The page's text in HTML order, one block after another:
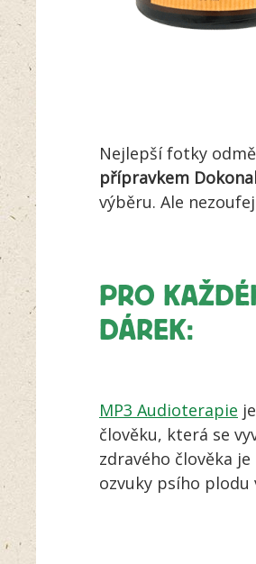
Nejlepší fotky
přípravkem
výběru. Ale
PRO
DÁREK:
MP3 Audioterapie
člověku, která se
zdravého člověka
ozvuky psího plodu